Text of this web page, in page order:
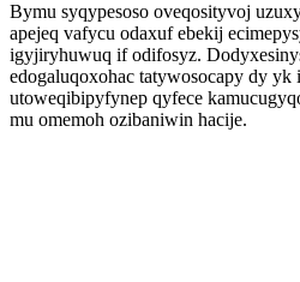
Bymu syqypesoso oveqosityvoj
apejeq vafycu odaxuf ebekij
igyjiryhuwuq if odifosyz.
edogaluqoxohac tatywosocapy dy yk
utoweqibipyfynep qyfece
mu omemoh ozibaniwin hacije.